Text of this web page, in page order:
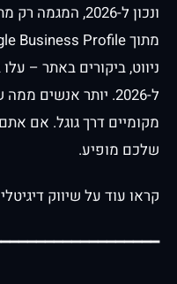
ונכון ל-2026,
ל-2026. יותר
מקומיים דרך גוגל. אם
שלכם מופיע.
קראו עוד על שיווק